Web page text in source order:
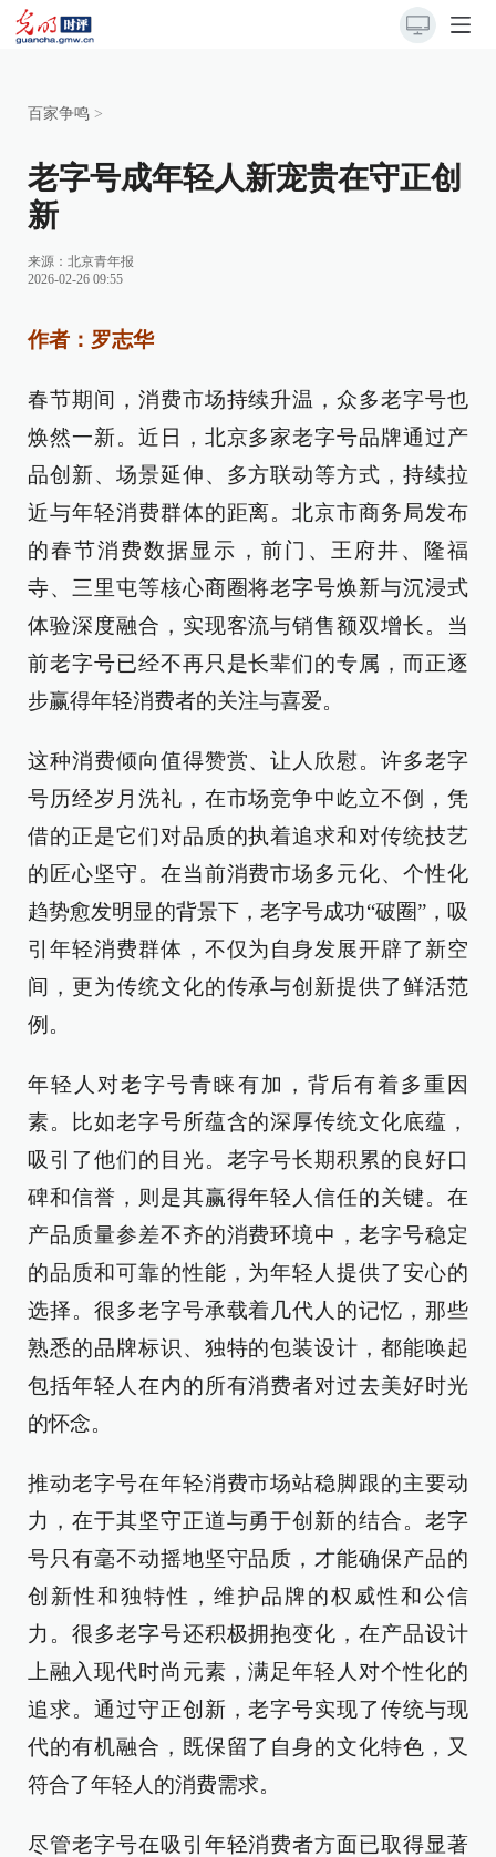
百家争鸣 >
老字号成年轻人新宠贵在守正创
新
来源： 北京青年报
2026-02-26 09:55
作者：罗志华
春节期间，消费市场持续升温，众多老字号也
焕然一新。近日，北京多家老字号品牌通过产
品创新、场景延伸、多方联动等方式，持续拉
近与年轻消费群体的距离。北京市商务局发布
的春节消费数据显示，前门、王府井、隆福
寺、三里屯等核心商圈将老字号焕新与沉浸式
体验深度融合，实现客流与销售额双增长。当
前老字号已经不再只是长辈们的专属，而正逐
步赢得年轻消费者的关注与喜爱。
这种消费倾向值得赞赏、让人欣慰。许多老字
号历经岁月洗礼，在市场竞争中屹立不倒，凭
借的正是它们对品质的执着追求和对传统技艺
的匠心坚守。在当前消费市场多元化、个性化
趋势愈发明显的背景下，老字号成功“破圈”，吸
引年轻消费群体，不仅为自身发展开辟了新空
间，更为传统文化的传承与创新提供了鲜活范
例。
年轻人对老字号青睐有加，背后有着多重因
素。比如老字号所蕴含的深厚传统文化底蕴，
吸引了他们的目光。老字号长期积累的良好口
碑和信誉，则是其赢得年轻人信任的关键。在
产品质量参差不齐的消费环境中，老字号稳定
的品质和可靠的性能，为年轻人提供了安心的
选择。很多老字号承载着几代人的记忆，那些
熟悉的品牌标识、独特的包装设计，都能唤起
包括年轻人在内的所有消费者对过去美好时光
的怀念。
推动老字号在年轻消费市场站稳脚跟的主要动
力，在于其坚守正道与勇于创新的结合。老字
号只有毫不动摇地坚守品质，才能确保产品的
创新性和独特性，维护品牌的权威性和公信
力。很多老字号还积极拥抱变化，在产品设计
上融入现代时尚元素，满足年轻人对个性化的
追求。通过守正创新，老字号实现了传统与现
代的有机融合，既保留了自身的文化特色，又
符合了年轻人的消费需求。
尽管老字号在吸引年轻消费者方面已取得显著